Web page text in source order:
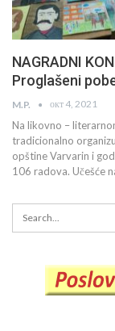
NAGRADNI
Proglašeni
M.P. окт 4, 2021
Na likovno –
tradicionalno
opštine Varvarin i
106 radova. Učešće